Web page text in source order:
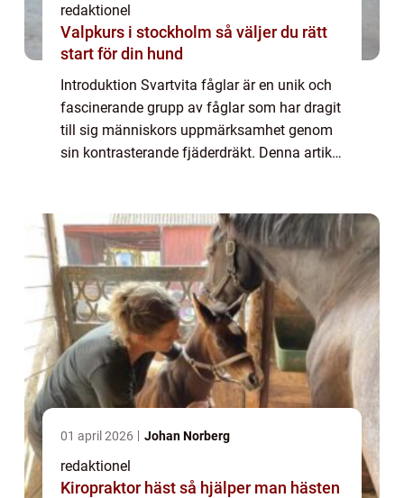
redaktionel
Valpkurs i stockholm så väljer du rätt
start för din hund
Introduktion Svartvita fåglar är en unik och
fascinerande grupp av fåglar som har dragit
till sig människors uppmärksamhet genom
sin kontrasterande fjäderdräkt. Denna artikel
01 april 2026 Johan Norberg
redaktionel
Kiropraktor häst så hjälper man hästen